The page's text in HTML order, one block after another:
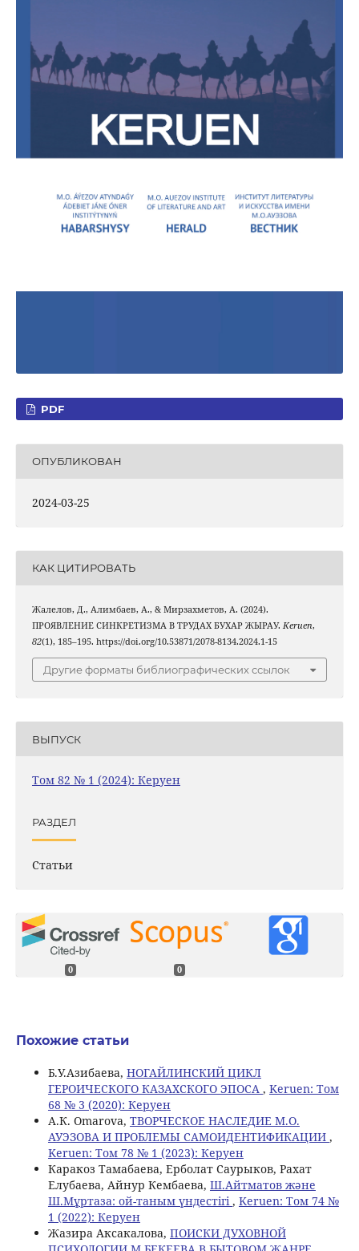
PDF
ОПУБЛИКОВАН
2024-03-25
КАК ЦИТИРОВАТЬ
Жалелов, Д., Алимбаев, А., & Мирзахметов, А. (2024).
ПРОЯВЛЕНИЕ СИНКРЕТИЗМА В ТРУДАХ БУХАР ЖЫРАУ. Keruen,
82(1), 185–195. https://doi.org/10.53871/2078-8134.2024.1-15
Другие форматы библиографических ссылок
ВЫПУСК
Том 82 № 1 (2024): Керуен
РАЗДЕЛ
Статьи
0 0
Похожие статьи
Б.У.Азибаева, НОГАЙЛИНСКИЙ ЦИКЛ
ГЕРОИЧЕСКОГО КАЗАХСКОГО ЭПОСА , Keruen: Том
68 № 3 (2020): Керуен
A.К. Omarova, ТВОРЧЕСКОЕ НАСЛЕДИЕ М.О.
АУЭЗОВА И ПРОБЛЕМЫ САМОИДЕНТИФИКАЦИИ ,
Keruen: Том 78 № 1 (2023): Керуен
Каракоз Тамабаева, Ерболат Саурыков, Рахат
Елубаева, Айнур Кембаева, Ш.Айтматов және
Ш.Мұртаза: ой-таным үндестігі, Keruen: Том 74 №
1 (2022): Керуен
Жазира Аксакалова, ПОИСКИ ДУХОВНОЙ